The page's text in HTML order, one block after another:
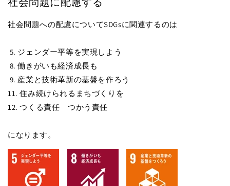
社会問題への配慮についてSDGsに関連するのは
5. ジェンダー平等を実現しよう
8. 働きがいも経済成長も
9. 産業と技術革新の基盤を作ろう
11. 住み続けられるまちづくりを
12. つくる責任 つかう責任
になります。